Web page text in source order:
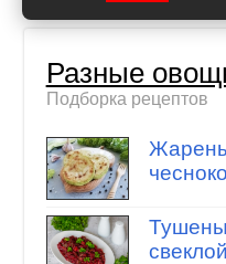
Разные
Подборка рецептов
свеклой